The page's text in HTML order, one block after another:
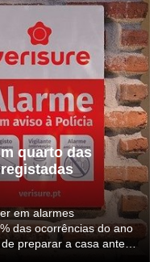
quarto das
em alarmes
das ocorrências do ano
preparar a casa antes